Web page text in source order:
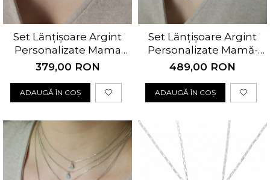
Set Lănțișoare Argint
Personalizate Mama
Fiică cu Trifoi și Inimă
379,00 RON
ADAUGĂ ÎN COȘ
Set Lănțișoare Argint
Personalizate Mamă-
Fiice
489,00 RON
ADAUGĂ ÎN COȘ